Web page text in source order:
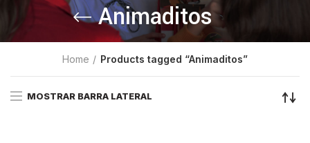
Animaditos
Home Products tagged “Animaditos”
MOSTRAR BARRA LATERAL